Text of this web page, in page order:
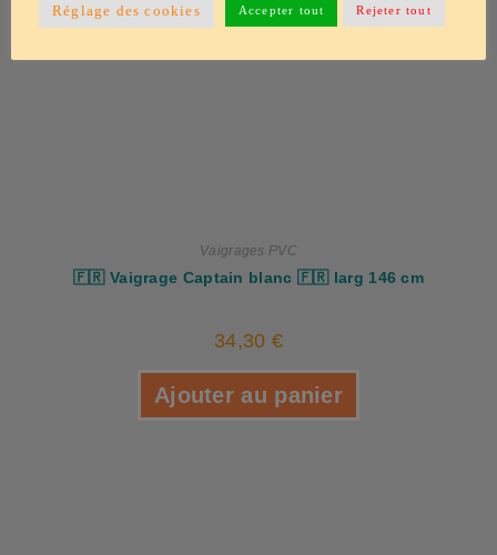
Vaigrages PVC
🇫🇷 Vaigrage Captain blanc 🇫🇷 larg 146 cm
34,30 €
Ajouter au panier
Réglage des cookies Accepter tout Rejeter tout